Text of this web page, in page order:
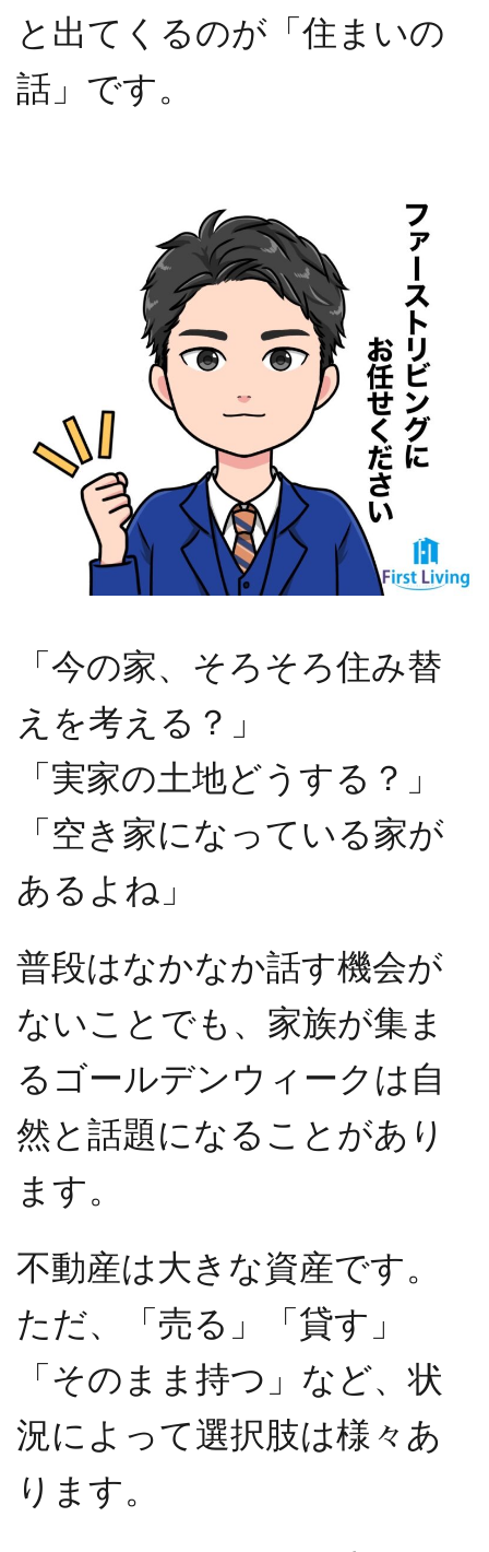
と出てくるのが「住まいの
話」です。
「今の家、そろそろ住み替
えを考える？」
「実家の土地どうする？」
「空き家になっている家が
あるよね」
普段はなかなか話す機会が
ないことでも、家族が集ま
るゴールデンウィークは自
然と話題になることがあり
ます。
不動産は大きな資産です。
ただ、「売る」「貸す」
「そのまま持つ」など、状
況によって選択肢は様々あ
ります。